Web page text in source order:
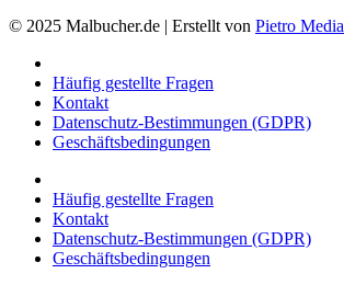
© 2025 Malbucher.de | Erstellt von Pietro Media
Häufig gestellte Fragen
Kontakt
Datenschutz-Bestimmungen (GDPR)
Geschäftsbedingungen
Häufig gestellte Fragen
Kontakt
Datenschutz-Bestimmungen (GDPR)
Geschäftsbedingungen